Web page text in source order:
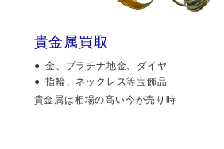
貴金属買取
金、プラチナ地金、ダイヤ
指輪、ネックレス等宝飾品
貴金属は相場の高い今が売り時